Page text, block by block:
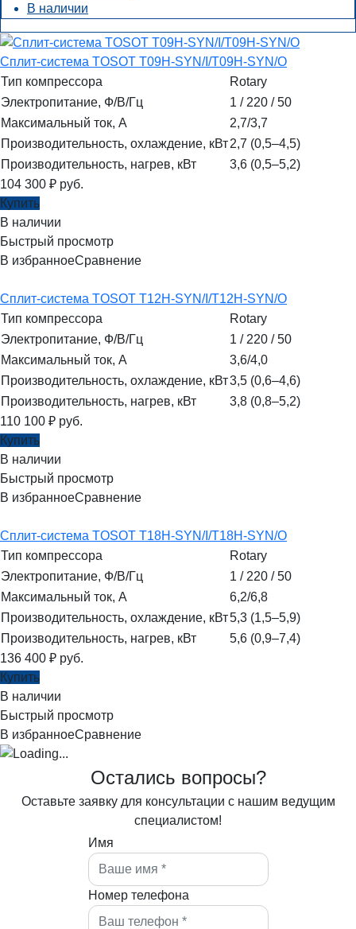
В наличии
Сплит-система TOSOT T09H-SYN/I/T09H-SYN/O
Тип компрессора
Rotary
Электропитание, Ф/В/Гц
1 / 220 / 50
Максимальный ток, А
2,7/3,7
Производительность, охлаждение, кВт2,7 (0,5–4,5)
Производительность, нагрев, кВт
3,6 (0,5–5,2)
104 300 ₽ руб.
Купить
В наличии
Быстрый просмотр
В избранноеСравнение
Сплит-система TOSOT T12H-SYN/I/T12H-SYN/O
Тип компрессора
Rotary
Электропитание, Ф/В/Гц
1 / 220 / 50
Максимальный ток, А
3,6/4,0
Производительность, охлаждение, кВт3,5 (0,6–4,6)
Производительность, нагрев, кВт
3,8 (0,8–5,2)
110 100 ₽ руб.
Купить
В наличии
Быстрый просмотр
В избранноеСравнение
Сплит-система TOSOT T18H-SYN/I/T18H-SYN/O
Тип компрессора
Rotary
Электропитание, Ф/В/Гц
1 / 220 / 50
Максимальный ток, А
6,2/6,8
Производительность, охлаждение, кВт5,3 (1,5–5,9)
Производительность, нагрев, кВт
5,6 (0,9–7,4)
136 400 ₽ руб.
Купить
В наличии
Быстрый просмотр
В избранноеСравнение
Остались вопросы?
Оставьте заявку для консультации с нашим ведущим
специалистом!
Имя
Номер телефона